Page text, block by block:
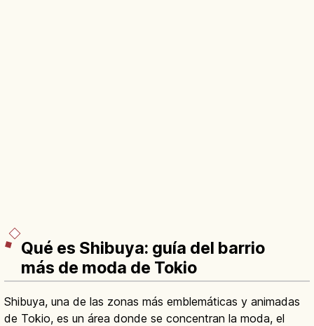
Qué es Shibuya: guía del barrio
más de moda de Tokio
Shibuya, una de las zonas más emblemáticas y animadas
de Tokio, es un área donde se concentran la moda, el